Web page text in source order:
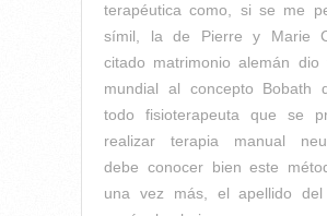
terapéutica como, si se me
símil, la de Pierre y Marie
citado matrimonio alemán dio
mundial al concepto Bobath
todo fisioterapeuta que se
realizar terapia manual
debe conocer bien este
una vez más, el apellido del